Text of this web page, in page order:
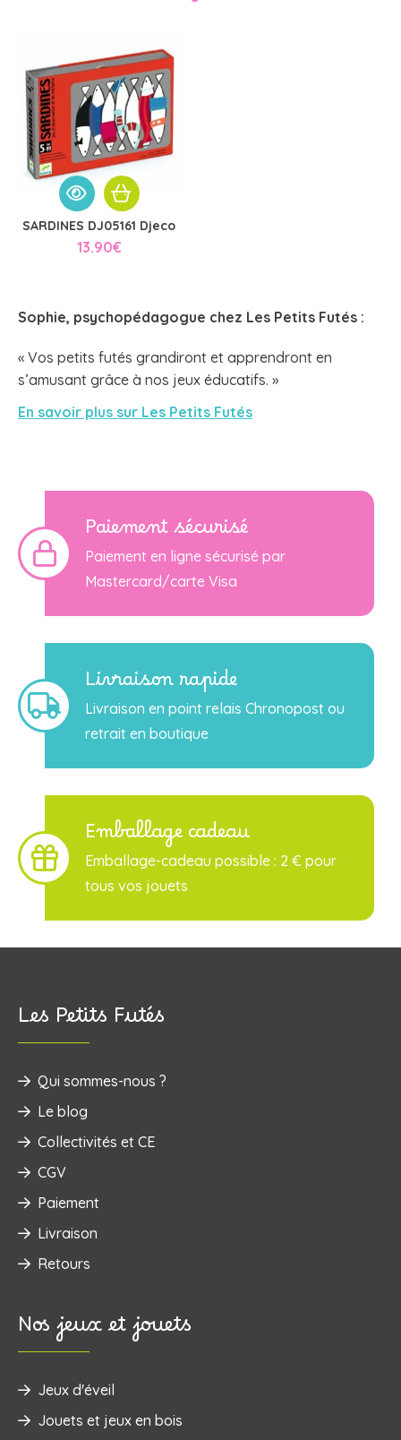
Sophie, psychopédagogue chez Les Petits Futés :
« Vos petits futés grandiront et apprendront en
s’amusant grâce à nos jeux éducatifs. »
En savoir plus sur Les Petits Futés
SARDINES DJ05161 Djeco
13.90€
Paiement sécurisé
Paiement en ligne sécurisé par
Mastercard/carte Visa
Livraison rapide
Livraison en point relais Chronopost ou
retrait en boutique
Emballage cadeau
Emballage-cadeau possible : 2 € pour
tous vos jouets
Les Petits Futés
Qui sommes-nous ?
Le blog
Collectivités et CE
CGV
Paiement
Livraison
Retours
Nos jeux et jouets
Jeux d'éveil
‌Jouets et jeux en bois